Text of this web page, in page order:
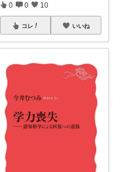
0 0 10
コレ いいね